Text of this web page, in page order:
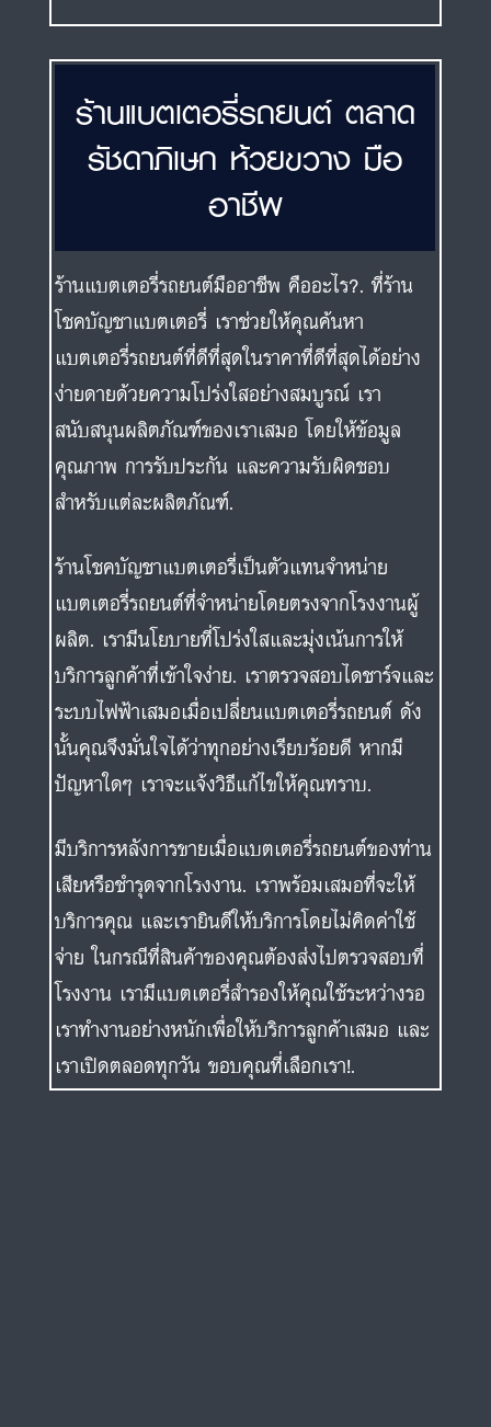
ร้านแบตเตอรี่รถยนต์ ตลาด
รัชดาภิเษก ห้วยขวาง มือ
อาชีพ
ร้านแบตเตอรี่รถยนต์มืออาชีพ คืออะไร?. ที่ร้าน
โชคบัญชาแบตเตอรี่ เราช่วยให้คุณค้นหา
แบตเตอรี่รถยนต์ที่ดีที่สุดในราคาที่ดีที่สุดได้อย่าง
ง่ายดายด้วยความโปร่งใสอย่างสมบูรณ์ เรา
สนับสนุนผลิตภัณฑ์ของเราเสมอ โดยให้ข้อมูล
คุณภาพ การรับประกัน และความรับผิดชอบ
สำหรับแต่ละผลิตภัณฑ์.
ร้านโชคบัญชาแบตเตอรี่เป็นตัวแทนจำหน่าย
แบตเตอรี่รถยนต์ที่จำหน่ายโดยตรงจากโรงงานผู้
ผลิต. เรามีนโยบายที่โปร่งใสและมุ่งเน้นการให้
บริการลูกค้าที่เข้าใจง่าย. เราตรวจสอบไดชาร์จและ
ระบบไฟฟ้าเสมอเมื่อเปลี่ยนแบตเตอรี่รถยนต์ ดัง
นั้นคุณจึงมั่นใจได้ว่าทุกอย่างเรียบร้อยดี หากมี
ปัญหาใดๆ เราจะแจ้งวิธีแก้ไขให้คุณทราบ.
มีบริการหลังการขายเมื่อแบตเตอรี่รถยนต์ของท่าน
เสียหรือชำรุดจากโรงงาน. เราพร้อมเสมอที่จะให้
บริการคุณ และเรายินดีให้บริการโดยไม่คิดค่าใช้
จ่าย ในกรณีที่สินค้าของคุณต้องส่งไปตรวจสอบที่
โรงงาน เรามีแบตเตอรี่สำรองให้คุณใช้ระหว่างรอ
เราทำงานอย่างหนักเพื่อให้บริการลูกค้าเสมอ และ
เราเปิดตลอดทุกวัน ขอบคุณที่เลือกเรา!.